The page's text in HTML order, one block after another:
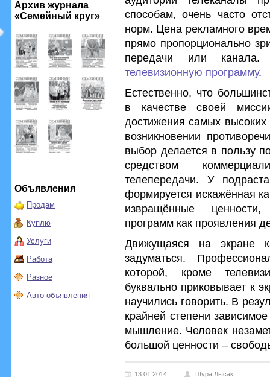
Архив журнала
«Семейный круг»
Объявления
Продам
Куплю
Услуги
Работа
Разное
Авто-объявления
способам, очень часто
норм. Цена рекламного
прямо пропорционально
передачи или
телевизионную программу.
Естественно, что
в качестве своей
достижения самых
возникновении
выбор делается в пользу
средством
телепередачи. У
формируется искажённая
извращённые
программ как проявления
Движущаяся на экране
задуматься.
которой, кроме
буквально приковывает к
научились говорить. В
крайней степени
мышление. Человек
большой ценности –
13.01.2014 Шура Лысак